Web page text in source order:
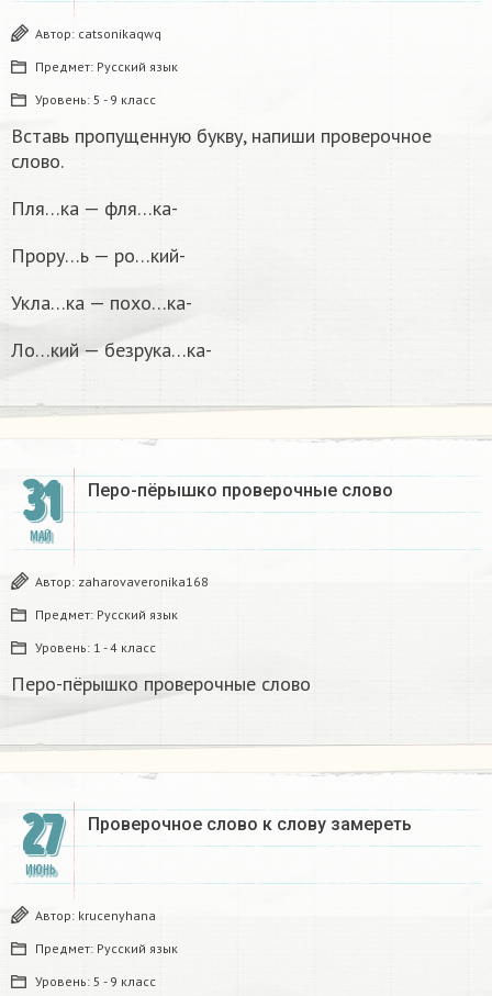
Автор: catsonikaqwq
Предмет: Русский язык
Уровень: 5 - 9 класс
Вставь пропущенную букву, напиши проверочное
слово.
Пля…ка — фля…ка-
Прору…ь — ро…кий-
Укла…ка — похо…ка-
Ло…кий — безрука…ка-
31
МАЙ
Перо-пёрышко проверочные слово
Автор: zaharovaveronika168
Предмет: Русский язык
Уровень: 1 - 4 класс
Перо-пёрышко проверочные слово
27
ИЮНЬ
Проверочное слово к слову замереть​
Автор: krucenyhana
Предмет: Русский язык
Уровень: 5 - 9 класс